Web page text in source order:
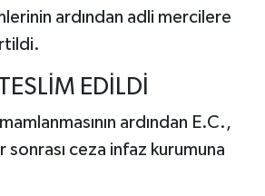
ardından adli mercilere
EDİLDİ
ardından E.C.,
sonrası ceza infaz kurumuna